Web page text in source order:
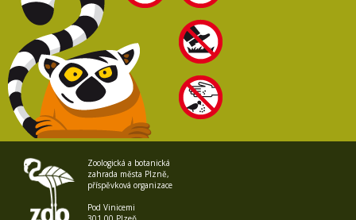
Zoologická a botanická
zahrada města Plzně,
příspěvková organizace
Pod Vinicemi